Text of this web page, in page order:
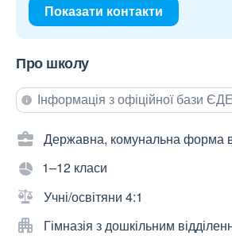
Показати контакти
Про школу
Інформація з офіційної бази
Державна, комунальна форма
1–12 класи
Учні/освітяни 4:1
Гімназія з дошкільним